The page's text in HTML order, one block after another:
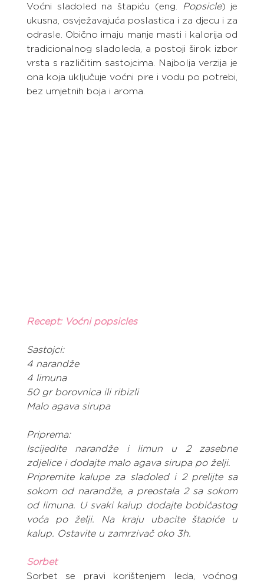
Voćni sladoled na štapiću (eng. Popsicle) je
ukusna, osvježavajuća poslastica i za djecu i za
odrasle. Obično imaju manje masti i kalorija od
tradicionalnog sladoleda, a postoji širok izbor
vrsta s različitim sastojcima. Najbolja verzija je
ona koja uključuje voćni pire i vodu po potrebi,
bez umjetnih boja i aroma.
Recept: Voćni popsicles
Sastojci:
4 narandže
4 limuna
50 gr borovnica ili ribizli
Malo agava sirupa
Priprema:
Iscijedite narandže i limun u 2 zasebne
zdjelice i dodajte malo agava sirupa po želji.
Pripremite kalupe za sladoled i 2 prelijte sa
sokom od narandže, a preostala 2 sa sokom
od limuna. U svaki kalup dodajte bobičastog
voća po želji. Na kraju ubacite štapiće u
kalup. Ostavite u zamrzivač oko 3h.
Sorbet
Sorbet se pravi korištenjem leda, voćnog